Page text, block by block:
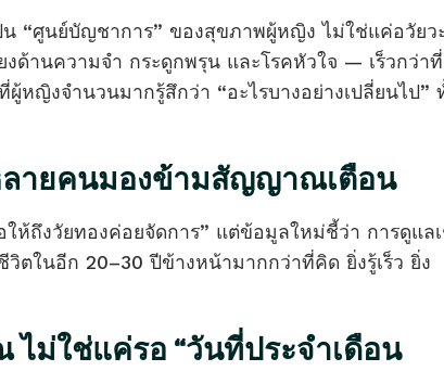
น “ศูนย์บัญชาการ” ของสุขภาพผู้หญิง ไม่ใช่แค่อวัยว
ด้านความจำ กระดูกพรุน และโรคหัวใจ — เร็วกว่า
หญิงจำนวนมากรู้สึกว่า “อะไรบางอย่างเปลี่ยนไป”
ายคนมองข้ามสัญญาณเตือน
ห้ถึงวัยทองค่อยจัดการ” แต่ข้อมูลใหม่ชี้ว่า การดูแล
ในอีก 20–30 ปีข้างหน้ามากกว่าที่คิด ยิ่งรู้เร็ว ยิ่ง
ม่ใช่แค่รอ “วันที่ประจำเดือน